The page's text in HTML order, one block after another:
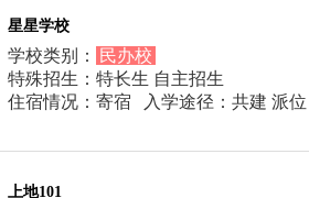
星星学校
学校类别：
民办校
特殊招生：特长生 自主招生
住宿情况：寄宿
入学途径：共建 派
上地101